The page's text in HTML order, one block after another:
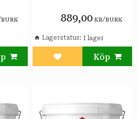
BURK 889,00 KR/BURK
Lägg till i favoriter
Lagerstatus